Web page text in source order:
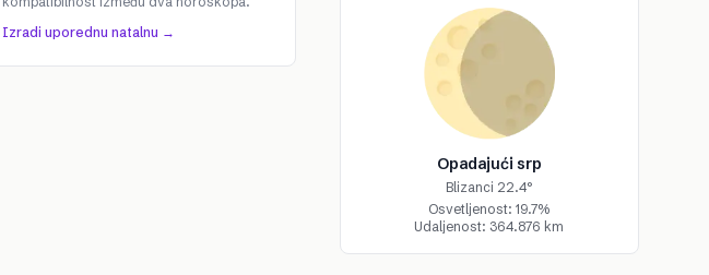
Izradi uporednu natalnu →
Opadajući srp
Blizanci 22.4°
Osvetljenost: 19.7%
Udaljenost: 364.876 km